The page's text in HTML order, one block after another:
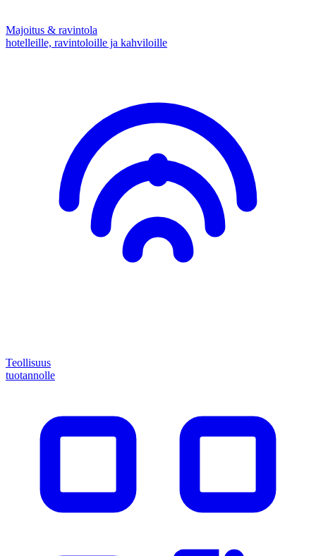
Majoitus & ravintola
hotelleille, ravintoloille ja kahviloille
Teollisuus
tuotannolle